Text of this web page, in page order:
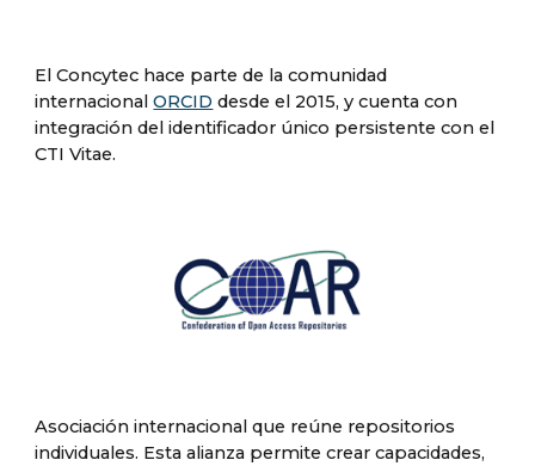
El Concytec hace parte de la comunidad
internacionalORCID desde el 2015, y cuenta con
integración del identificador único persistente con el
CTI Vitae.
Asociación internacional que reúne repositorios
individuales. Esta alianza permite crear capacidades,